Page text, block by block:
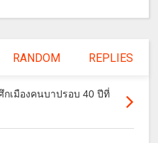
RANDOM REPLIES
กเมืองคนบาปรอบ 40 ปีที่